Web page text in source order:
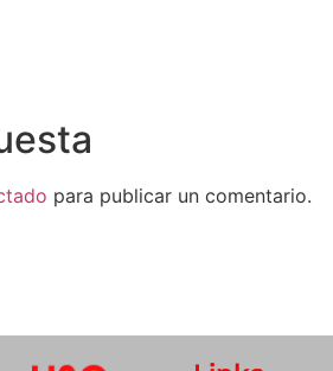
para publicar un comentario.